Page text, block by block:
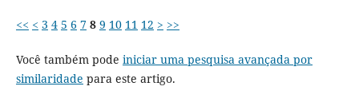
<< < 3 4 5 6 7 8 9 10 11 12 > >>
Você também pode iniciar uma pesquisa avançada por
similaridade para este artigo.